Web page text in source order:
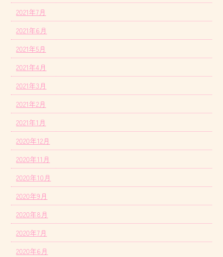
2021年7月
2021年6月
2021年5月
2021年4月
2021年3月
2021年2月
2021年1月
2020年12月
2020年11月
2020年10月
2020年9月
2020年8月
2020年7月
2020年6月